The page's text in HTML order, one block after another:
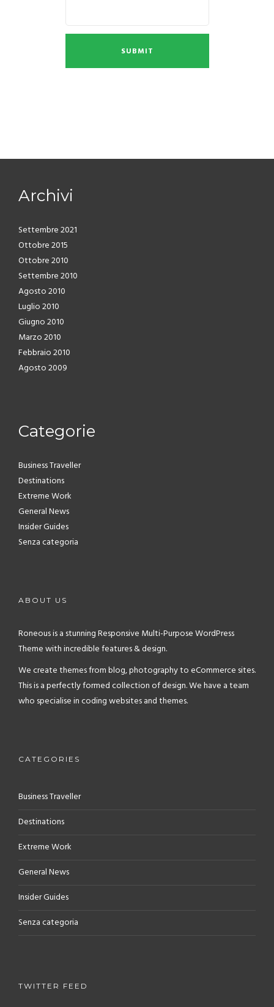
Archivi
Settembre 2021
Ottobre 2015
Ottobre 2010
Settembre 2010
Agosto 2010
Luglio 2010
Giugno 2010
Marzo 2010
Febbraio 2010
Agosto 2009
Categorie
Business Traveller
Destinations
Extreme Work
General News
Insider Guides
Senza categoria
ABOUT US
Roneous is a stunning Responsive Multi-Purpose WordPress
Theme with incredible features & design.
We create themes from blog, photography to eCommerce sites.
This is a perfectly formed collection of design. We have a team
who specialise in coding websites and themes.
CATEGORIES
Business Traveller
Destinations
Extreme Work
General News
Insider Guides
Senza categoria
TWITTER FEED